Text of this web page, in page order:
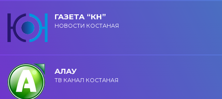
ГАЗЕТА “КН”
НОВОСТИ КОСТАНАЯ
АЛАУ
ТВ КАНАЛ КОСТАНАЯ